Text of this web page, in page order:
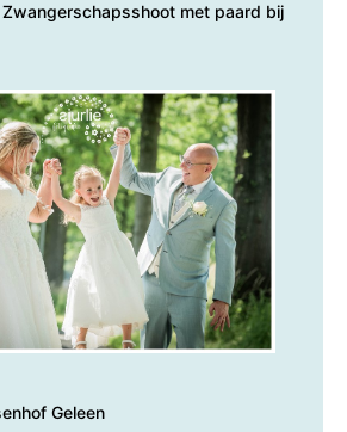
met paard bij
Geleen